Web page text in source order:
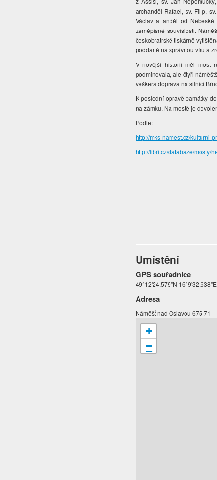
archanděl Rafael, sv. Filip,
Václav a anděl od
zeměpisné souvislosti.
českobratrské tiskárně
poddané na správnou víru a
V novější historii měl most
podminovala, ale čtyři
veškerá doprava na silnici
K poslední opravě památky
na zámku. Na mostě je
Podle:
http://mks-namest.cz/kulturni-
http://libri.cz/databaze/mosty/
Umístění
GPS souřadnice
49°12'24.579"N 16°9'32.638"E
Adresa
Náměšť nad Oslavou 675 71
+
−